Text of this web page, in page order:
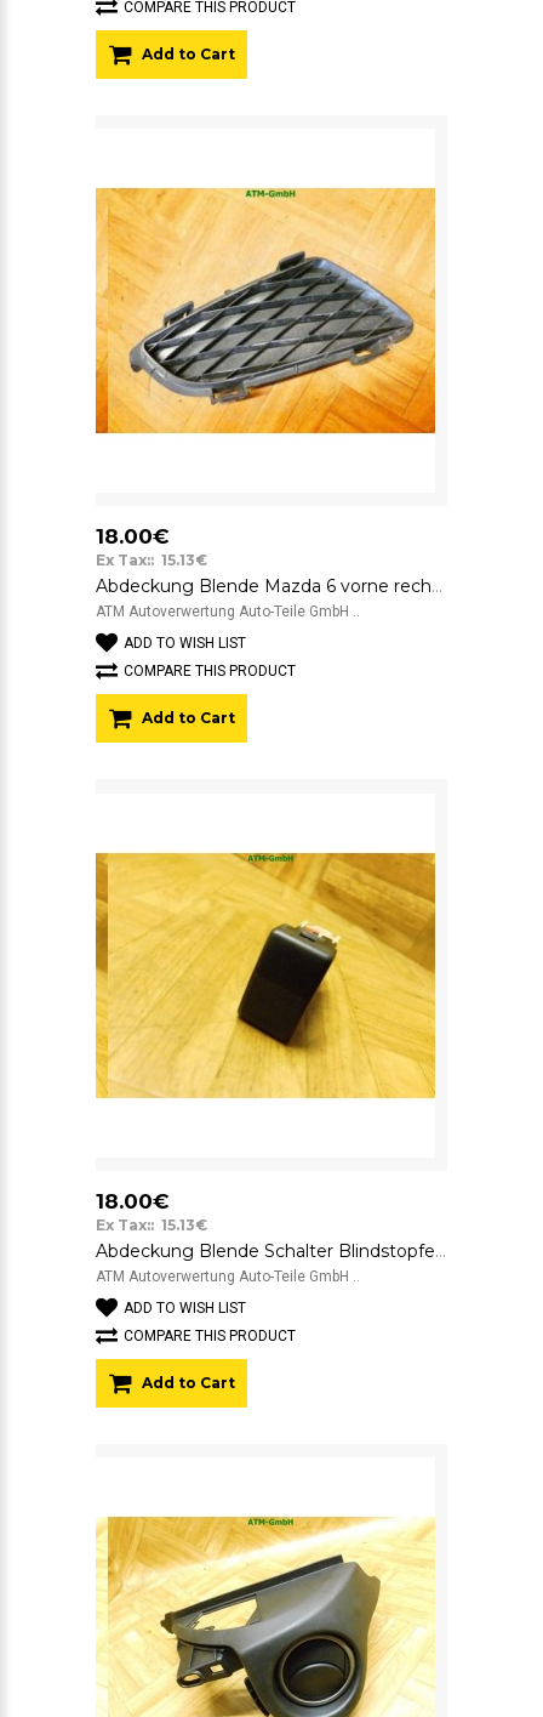
COMPARE THIS PRODUCT
Add to Cart
18.00€
Ex Tax:: 15.13€
Abdeckung Blende Mazda 6 vorne rechts Beifahrerseite GJ6A-50C11
ATM Autoverwertung Auto-Teile GmbH ..
ADD TO WISH LIST
COMPARE THIS PRODUCT
Add to Cart
18.00€
Ex Tax:: 15.13€
Abdeckung Blende Schalter Blindstopfen Mazda 6 759170
ATM Autoverwertung Auto-Teile GmbH ..
ADD TO WISH LIST
COMPARE THIS PRODUCT
Add to Cart